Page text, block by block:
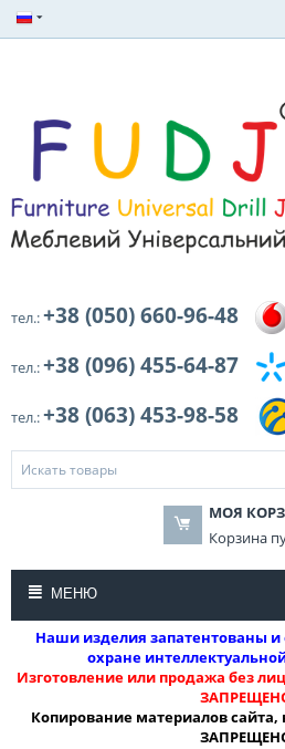
тел.:+38 (050) 660-96-48
тел.:+38 (096) 455-64-87
тел.:+38 (063) 453-98-58
МОЯ
Корзина
МЕНЮ
Наши изделия запатентованы и
охране
Изготовление или продажа без
Копирование материалов